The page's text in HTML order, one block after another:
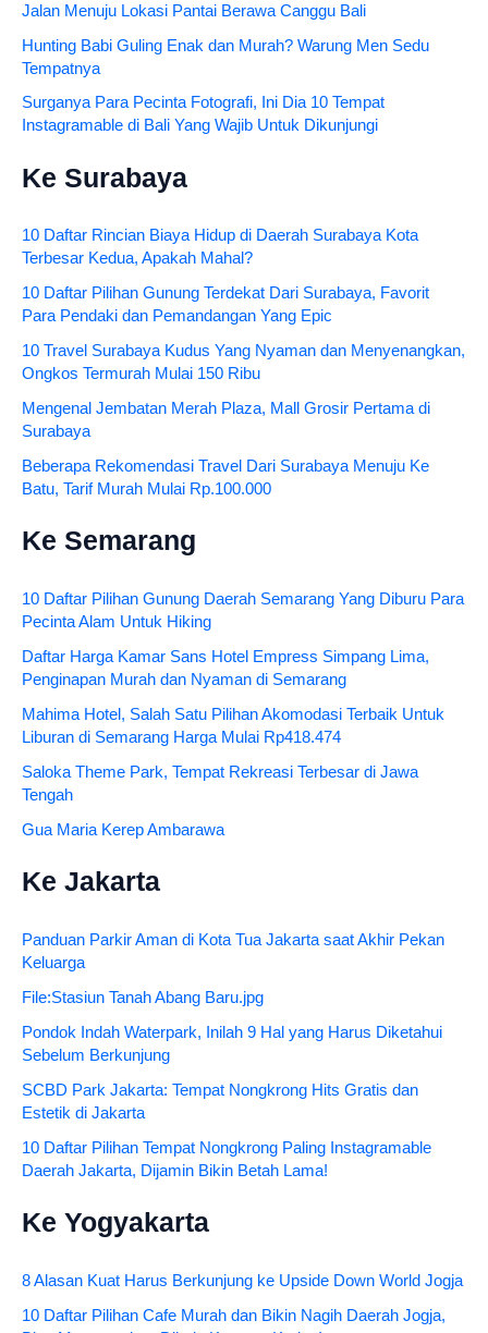
Jalan Menuju Lokasi Pantai Berawa Canggu Bali
Hunting Babi Guling Enak dan Murah? Warung Men Sedu
Tempatnya
Surganya Para Pecinta Fotografi, Ini Dia 10 Tempat
Instagramable di Bali Yang Wajib Untuk Dikunjungi
Ke Surabaya
10 Daftar Rincian Biaya Hidup di Daerah Surabaya Kota
Terbesar Kedua, Apakah Mahal?
10 Daftar Pilihan Gunung Terdekat Dari Surabaya, Favorit
Para Pendaki dan Pemandangan Yang Epic
10 Travel Surabaya Kudus Yang Nyaman dan Menyenangkan,
Ongkos Termurah Mulai 150 Ribu
Mengenal Jembatan Merah Plaza, Mall Grosir Pertama di
Surabaya
Beberapa Rekomendasi Travel Dari Surabaya Menuju Ke
Batu, Tarif Murah Mulai Rp.100.000
Ke Semarang
10 Daftar Pilihan Gunung Daerah Semarang Yang Diburu Para
Pecinta Alam Untuk Hiking
Daftar Harga Kamar Sans Hotel Empress Simpang Lima,
Penginapan Murah dan Nyaman di Semarang
Mahima Hotel, Salah Satu Pilihan Akomodasi Terbaik Untuk
Liburan di Semarang Harga Mulai Rp418.474
Saloka Theme Park, Tempat Rekreasi Terbesar di Jawa
Tengah
Gua Maria Kerep Ambarawa
Ke Jakarta
Panduan Parkir Aman di Kota Tua Jakarta saat Akhir Pekan
Keluarga
File:Stasiun Tanah Abang Baru.jpg
Pondok Indah Waterpark, Inilah 9 Hal yang Harus Diketahui
Sebelum Berkunjung
SCBD Park Jakarta: Tempat Nongkrong Hits Gratis dan
Estetik di Jakarta
10 Daftar Pilihan Tempat Nongkrong Paling Instagramable
Daerah Jakarta, Dijamin Bikin Betah Lama!
Ke Yogyakarta
8 Alasan Kuat Harus Berkunjung ke Upside Down World Jogja
10 Daftar Pilihan Cafe Murah dan Bikin Nagih Daerah Jogja,